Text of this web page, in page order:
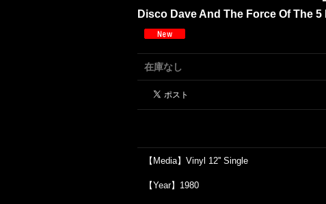
Disco Dave And The Force Of The
在庫なし
【Media】Vinyl 12'' Single
【Year】1980